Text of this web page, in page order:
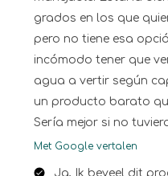
grados en los que
pero no tiene esa
incómodo tener que
agua a vertir según
un producto barato
Sería mejor si no
Met Google vertalen
Ja, Ik beveel dit